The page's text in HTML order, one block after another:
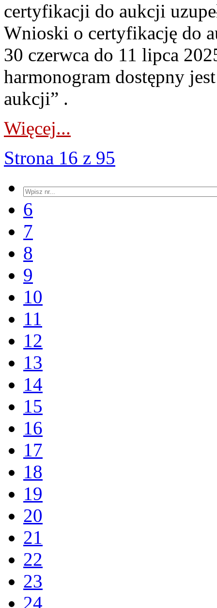
certyfikacji do aukcji
Wnioski o certyfikację do
30 czerwca do 11 lipca
harmonogram dostępny
aukcji” .
Więcej...
Strona 16 z 95
6
7
8
9
10
11
12
13
14
15
16
17
18
19
20
21
22
23
24